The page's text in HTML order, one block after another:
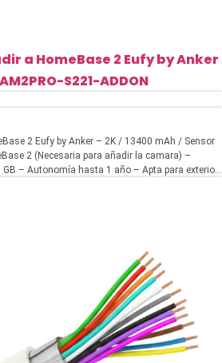
a HomeBase 2 Eufy by Anker
S221-ADDON
2 Eufy by Anker – 2K / 13400 mAh / Sensor
2 (Necesaria para añadir la camara) –